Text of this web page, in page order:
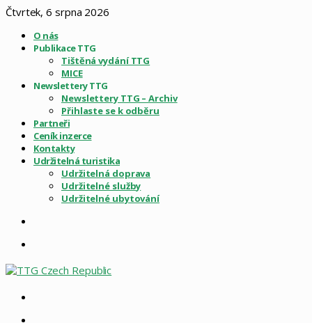
Čtvrtek, 6 srpna 2026
O nás
Publikace TTG
Tištěná vydání TTG
MICE
Newslettery TTG
Newslettery TTG – Archiv
Přihlaste se k odběru
Partneři
Ceník inzerce
Kontakty
Udržitelná turistika
Udržitelná doprava
Udržitelné služby
Udržitelné ubytování